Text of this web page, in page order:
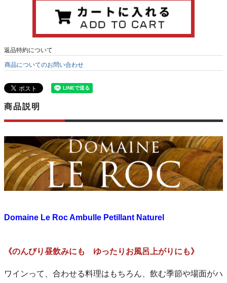
返品特約について
商品についてのお問い合わせ
商品説明
Domaine Le Roc Ambulle Petillant Naturel
《のんびり昼飲みにも ゆったりお風呂上がりにも》
ワインって、合わせる料理はもちろん、飲む季節や場面がハ